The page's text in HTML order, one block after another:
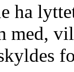
ha
med,